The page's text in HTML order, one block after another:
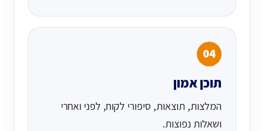
04
תוכן אמון
המלצות, תוצאות, סיפורי לקוח, לפני ואחרי
ושאלות נפוצות.